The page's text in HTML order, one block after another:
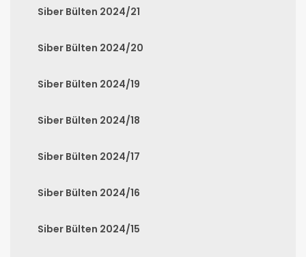
Siber Bülten 2024/21
Siber Bülten 2024/20
Siber Bülten 2024/19
Siber Bülten 2024/18
Siber Bülten 2024/17
Siber Bülten 2024/16
Siber Bülten 2024/15